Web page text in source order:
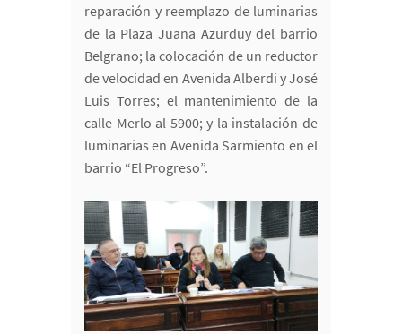
reparación y reemplazo de luminarias
de la Plaza Juana Azurduy del barrio
Belgrano; la colocación de un reductor
de velocidad en Avenida Alberdi y José
Luis Torres; el mantenimiento de la
calle Merlo al 5900; y la instalación de
luminarias en Avenida Sarmiento en el
barrio “El Progreso”.